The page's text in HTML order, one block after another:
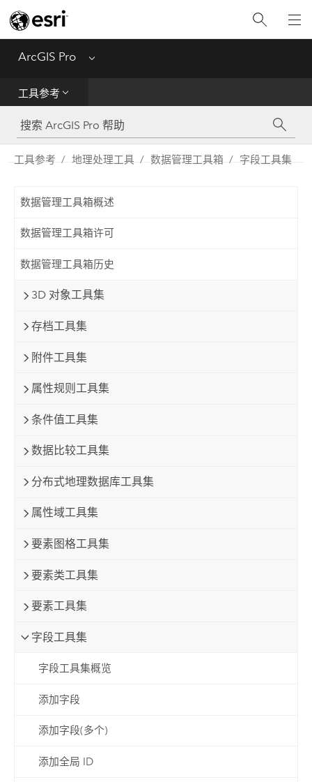
ArcGIS Pro Menu
工具参考
工具参考
Python
工具参考 地理处理工具 数据管理工具箱 字段工具集
数据管理工具箱概述
数据管理工具箱许可
数据管理工具箱历史
3D 对象工具集
存档工具集
附件工具集
属性规则工具集
条件值工具集
数据比较工具集
分布式地理数据库工具集
属性域工具集
要素图格工具集
要素类工具集
要素工具集
字段工具集
字段工具集概览
添加字段
添加字段(多个)
添加全局 ID